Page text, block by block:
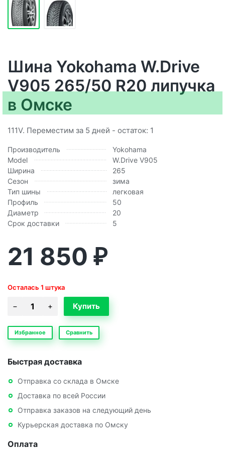
Шина Yokohama W.Drive
V905 265/50 R20 липучка
в Омске
111V. Переместим за 5 дней - остаток: 1
Производитель
Yokohama
Model
W.Drive V905
Ширина
265
Сезон
зима
Тип шины
легковая
Профиль
50
Диаметр
20
Срок доставки
5
21 850 ₽
Осталась 1 штука
Избранное Сравнить
Быстрая доставка
Отправка со склада в Омске
Доставка по всей России
Отправка заказов на следующий день
Курьерская доставка по Омску
Оплата